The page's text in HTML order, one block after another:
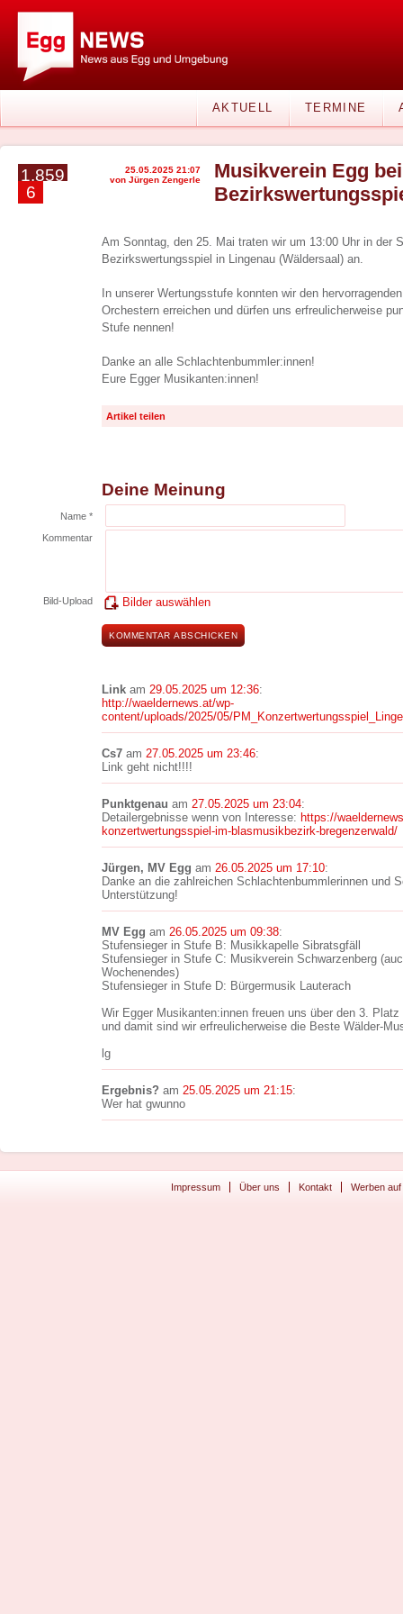
AKTUELL TERMINE
1.859
6
25.05.2025 21:07
von Jürgen Zengerle
Musikverein Egg
Am Sonntag, den 25. Mai traten wir um 13:00 Uhr in der
Bezirkswertungsspiel in Lingenau (Wäldersaal) an.
In unserer Wertungsstufe konnten wir den
Orchestern erreichen und dürfen uns erfreulicherweise
Stufe nennen!
Danke an alle Schlachtenbummler:innen!
Eure Egger Musikanten:innen!
Artikel teilen
Deine Meinung
Name *
Kommentar
Bild-Upload Bilder auswählen
Link am 29.05.2025 um 12:36:
http://waeldernews.at/wp-
content/uploads/2025/05/
Cs7 am 27.05.2025 um 23:46:
Link geht nicht!!!!
Punktgenau am 27.05.2025 um 23:04:
Detailergebnisse wenn von Interesse: https://
konzertwertungsspiel-im-blasmusikbezirk-bregenzerwald/
Jürgen, MV Egg am 26.05.2025 um 17:10:
Danke an die zahlreichen Schlachtenbummlerinnen und
Unterstützung!
MV Egg am 26.05.2025 um 09:38:
Stufensieger in Stufe B: Musikkapelle Sibratsgfäll
Stufensieger in Stufe C: Musikverein Schwarzenberg
Wochenendes)
Stufensieger in Stufe D: Bürgermusik Lauterach
Wir Egger Musikanten:innen freuen uns über den 3.
und damit sind wir erfreulicherweise die Beste Wälder-
lg
Ergebnis? am 25.05.2025 um 21:15:
Wer hat gwunno
Impressum Über uns Kontakt Werben